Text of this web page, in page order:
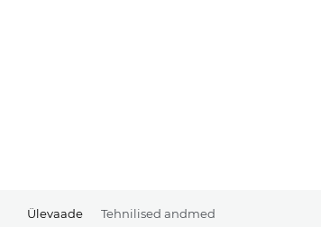
Ülevaade Tehnilised andmed